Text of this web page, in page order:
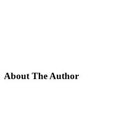
About The Author